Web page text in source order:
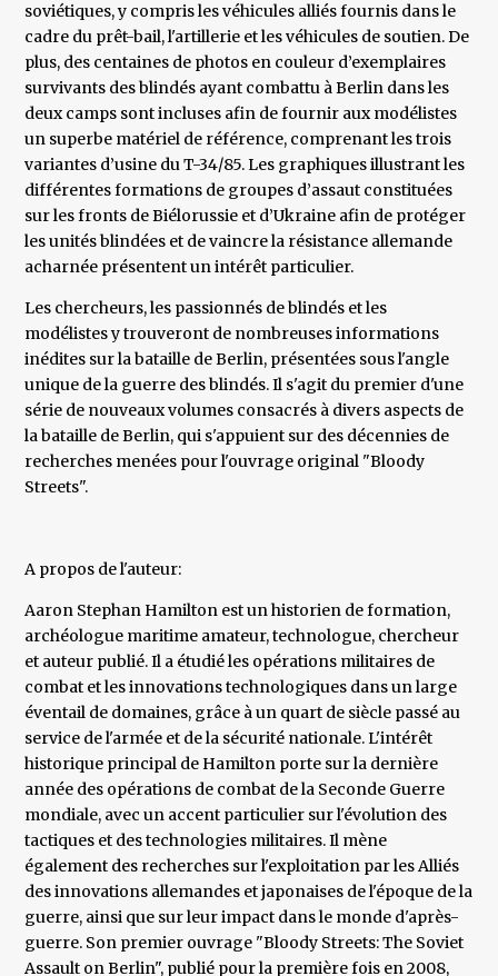
soviétiques, y compris les véhicules alliés fournis dans le
cadre du prêt-bail, l'artillerie et les véhicules de soutien. De
plus, des centaines de photos en couleur d’exemplaires
survivants des blindés ayant combattu à Berlin dans les
deux camps sont incluses afin de fournir aux modélistes
un superbe matériel de référence, comprenant les trois
variantes d’usine du T-34/85. Les graphiques illustrant les
différentes formations de groupes d’assaut constituées
sur les fronts de Biélorussie et d’Ukraine afin de protéger
les unités blindées et de vaincre la résistance allemande
acharnée présentent un intérêt particulier.
Les chercheurs, les passionnés de blindés et les
modélistes y trouveront de nombreuses informations
inédites sur la bataille de Berlin, présentées sous l'angle
unique de la guerre des blindés. Il s'agit du premier d'une
série de nouveaux volumes consacrés à divers aspects de
la bataille de Berlin, qui s'appuient sur des décennies de
recherches menées pour l'ouvrage original "Bloody
Streets".
A propos de l'auteur:
Aaron Stephan Hamilton est un historien de formation,
archéologue maritime amateur, technologue, chercheur
et auteur publié. Il a étudié les opérations militaires de
combat et les innovations technologiques dans un large
éventail de domaines, grâce à un quart de siècle passé au
service de l'armée et de la sécurité nationale. L'intérêt
historique principal de Hamilton porte sur la dernière
année des opérations de combat de la Seconde Guerre
mondiale, avec un accent particulier sur l'évolution des
tactiques et des technologies militaires. Il mène
également des recherches sur l'exploitation par les Alliés
des innovations allemandes et japonaises de l'époque de la
guerre, ainsi que sur leur impact dans le monde d'après-
guerre. Son premier ouvrage "Bloody Streets: The Soviet
Assault on Berlin", publié pour la première fois en 2008,